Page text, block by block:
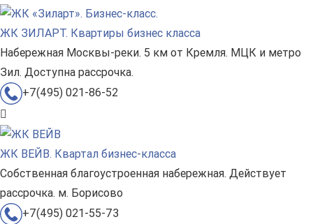
ЖК ЗИЛАРТ. Квартиры бизнес класса
Набережная Москвы-реки. 5 км от Кремля. МЦК и метро
Зил. Доступна рассрочка.
+7(495) 021-86-52
ЖК ВЕЙВ. Квартал бизнес-класса
Собственная благоустроенная набережная. Действует
рассрочка. м. Борисово
+7(495) 021-55-73